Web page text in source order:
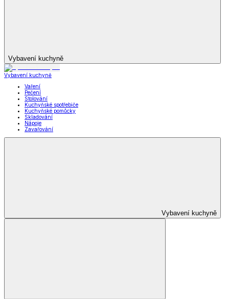
Vybavení kuchyně
Vybavení kuchyně
Vaření
Pečení
Stolování
Kuchyňské spotřebiče
Kuchyňské pomůcky
Skladování
Nápoje
Zavařování
Vybavení kuchyně